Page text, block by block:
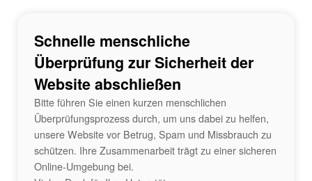
Schnelle menschliche
Überprüfung zur Sicherheit der
Website abschließen
Bitte führen Sie einen kurzen menschlichen
Überprüfungsprozess durch, um uns dabei zu helfen,
unsere Website vor Betrug, Spam und Missbrauch zu
schützen. Ihre Zusammenarbeit trägt zu einer sicheren
Online-Umgebung bei.